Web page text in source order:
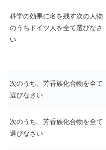
科学の効果に名を残す次の人物
のうちドイツ人を全て選びなさ
い
次のうち、芳香族化合物を全て
選びなさい
次のうち、芳香族化合物を全て
選びなさい